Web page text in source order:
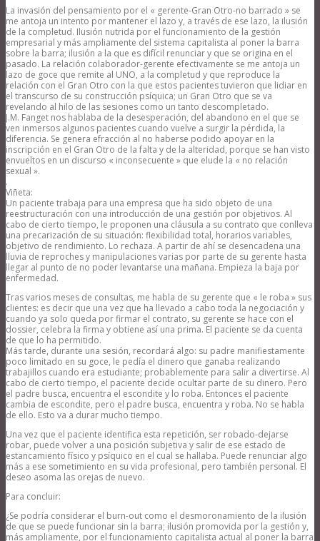
La invasión del pensamiento por el « gerente-Gran Otro-no barrado » se
me antoja un intento por mantener el lazo y, a través de ese lazo, la ilusión
de la completud. Ilusión nutrida por el funcionamiento de la gestión
empresarial y más ampliamente del sistema capitalista al poner la barra
sobre la barra; ilusión a la que es difícil renunciar y que se origina en el
pasado. La relación colaborador-gerente efectivamente se me antoja un
lazo de goce que remite al UNO, a la completud y que reproduce la
relación con el Gran Otro con la que estos pacientes tuvieron que lidiar en
el transcurso de su construcción psíquica; un Gran Otro que se va
revelando al hilo de las sesiones como un tanto descompletado.
J.M. Fanget nos hablaba de la desesperación, del abandono en el que se
ven inmersos algunos pacientes cuando vuelve a surgir la pérdida, la
diferencia. Se genera efracción al no haberse podido apoyar en la
inscripción en el Gran Otro de la falta y de la alteridad, porque se han visto
envueltos en un discurso « inconsecuente » que elude la « no relación
sexual ».
.
Viñeta:
Un paciente trabaja para una empresa que ha sido objeto de una
reestructuración con una introducción de una gestión por objetivos. Al
cabo de cierto tiempo, le proponen una cláusula a su contrato que conlleva
una precarización de su situación: flexibilidad total, horarios variables,
objetivo de rendimiento. Lo rechaza. A partir de ahí se desencadena una
lluvia de reproches y manipulaciones varias por parte de su gerente hasta
llegar al punto de no poder levantarse una mañana. Empieza la baja por
enfermedad.
Tras varios meses de consultas, me habla de su gerente que « le roba » sus
clientes: es decir que una vez que ha llevado a cabo toda la negociación y
cuando ya solo queda por firmar el contrato, su gerente se hace con el
dossier, celebra la firma y obtiene así una prima. El paciente se da cuenta
de que lo ha permitido.
Más tarde, durante una sesión, recordará algo: su padre manifiestamente
poco limitado en su goce, le pedía el dinero que ganaba realizando
trabajillos cuando era estudiante; probablemente para salir a divertirse. Al
cabo de cierto tiempo, el paciente decide ocultar parte de su dinero. Pero
el padre busca, encuentra el escondite y lo roba. Entonces el paciente
cambia de escondite, pero el padre busca, encuentra y roba. No se habla
de ello. Esto va a durar mucho tiempo.
Una vez que el paciente identifica esta repetición, ser robado-dejarse
robar, puede volver a una posición subjetiva y salir de ese estado de
estancamiento físico y psíquico en el cual se hallaba. Puede renunciar algo
más a ese sometimiento en su vida profesional, pero también personal. El
deseo asoma las orejas de nuevo.
Para concluir:
¿Se podría considerar el burn-out como el desmoronamiento de la ilusión
de que se puede funcionar sin la barra; ilusión promovida por la gestión y,
más ampliamente, por el funcionamiento capitalista actual al poner la barra